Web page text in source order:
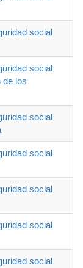
social
social
de los
social
social
social
social
social